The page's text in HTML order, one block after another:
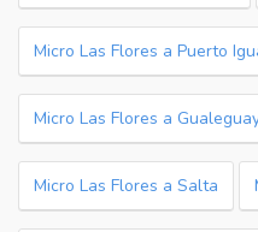
Micro Las Flores a Puerto
Micro Las Flores a
Micro Las Flores a Salta